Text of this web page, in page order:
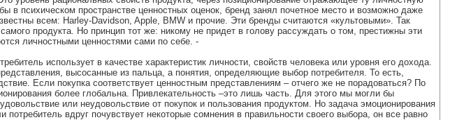
в психическом пространстве ценностных оценок, бренд занял почетное место и возможно даже
всем: Harley-Davidson, Apple, BMW и прочие. Эти бренды считаются «культовыми». Так
продукта. Но принцип тот же: никому не придет в голову рассуждать о том, престижны эти
личностными ценностями сами по себе. -
использует в качестве характеристик личности, свойств человека или уровня его дохода.
высосанные из пальца, а понятия, определяющие выбор потребителя. То есть,
Если покупка соответствует ценностным представлениям – отчего же не порадоваться? По
более глобальна. Привлекательность –это лишь часть. Для этого мы могли бы
или неудовольствие от покупок и пользования продуктом. Но задача эмоционирования
вдруг почувствует некоторые сомнения в правильности своего выбора, он все равно